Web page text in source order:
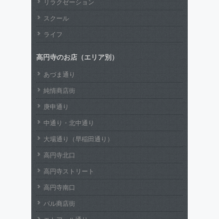
スクール
ライフ
高円寺のお店（エリア別）
あづま通り
純情商店街
庚申通り
中通り・北中通り
大場通り（早稲田通り）
高円寺北口
高円寺ストリート
高円寺南口
パル商店街